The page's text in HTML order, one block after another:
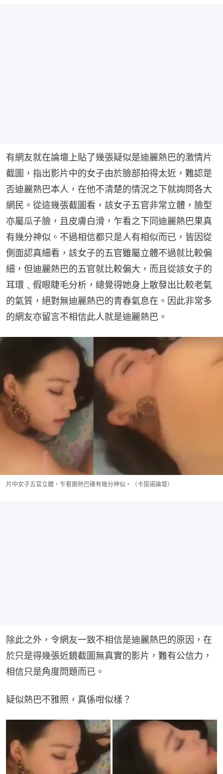
有網友就在論壇上貼了幾張疑似是迪麗熱巴的激情片
截圖，指出影片中的女子由於臉部拍得太近，難認是
否迪麗熱巴本人，在他不清楚的情況之下就詢問各大
網民。從這幾張截圖看，該女子五官非常立體，臉型
亦屬瓜子臉，且皮膚白滑，乍看之下同迪麗熱巴果真
有幾分神似。不過相信都只是人有相似而已，皆因從
側面認真細看，該女子的五官雖屬立體不過就比較偏
細，但迪麗熱巴的五官就比較偏大，而且從該女子的
耳環﹑假眼睫毛分析，總覺得她身上散發出比較老氣
的氣質，絕對無迪麗熱巴的青春氣息在。因此非常多
的網友亦留言不相信此人就是迪麗熱巴。
片中女子五官立體，乍看跟熱巴確有幾分神似。（卡提諾論壇）
除此之外，令網友一致不相信是迪麗熱巴的原因，在
於只是得幾張近鏡截圖無真實的影片，難有公信力，
相信只是角度問題而已。
疑似熱巴不雅照，真係咁似樣？